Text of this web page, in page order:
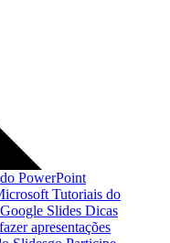
PowerPoint
Tutoriais do
Slides Dicas
apresentações